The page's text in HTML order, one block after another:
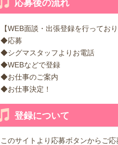
応募後の流れ
【WEB面談・出張登録を行っており
◆応募
◆シグマスタッフよりお電話
◆WEBなどで登録
◆お仕事のご案内
◆お仕事決定！
登録について
このサイトより応募ボタンからご応